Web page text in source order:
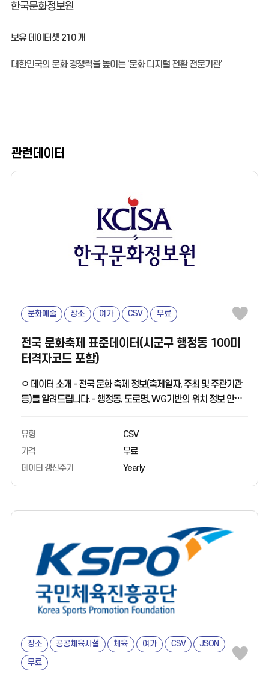
한국문화정보원
보유 데이터셋 210개
대한민국의 문화 경쟁력을 높이는 '문화 디지털 전환 전문기관'
관련데이터
문화예술 장소 여가 CSV 무료
전국 문화축제 표준데이터(시군구 행정동 100미
터격자코드 포함)
ㅇ 데이터 소개 - 전국 문화 축제 정보(축제일자, 주최 및 주관기관
등)를 알려드립니다. - 행정동, 도로명, WG기반의 위치 정보 안내
진행을 위한 참고자료 - 위치 기반의 다양한 데이터 활용 및 분석 ㅇ
데이터 출처 - 한국문화정보원 ㅇ 특이사항 - 갱신 데이터는 해당
필요하신 경우에는 상위 메뉴에 '데이터
상담소','맞춤형데이터신청'을 통해 신청 부탁드립니다.
유형
CSV
가격
무료
데이터 갱신주기
Yearly
장소 공공체육시설 체육 여가 CSV JSON
무료